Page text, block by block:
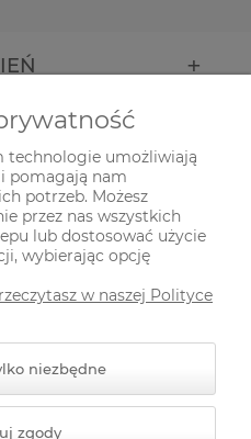
technologie umożliwiają
pomagają nam
potrzeb. Możesz
przez nas wszystkich
lub dostosować użycie
wybierając opcję
w naszej Polityce
niezbędne
zgody